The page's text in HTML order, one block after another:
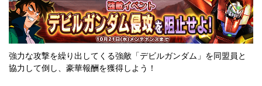
強力な攻撃を繰り出してくる強敵「デビルガンダム」を同盟員と
協力して倒し、豪華報酬を獲得しよう！